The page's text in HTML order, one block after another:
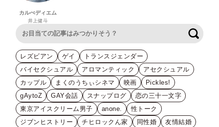
カルぺディエム
井上健斗
レズビアン ゲイ
トランスジェンダー
バイセクシュアル
アロマンティック
アセクシュアル
カップル
まくのうちぃシネマ 映画
Pickles!
gAytoZ
GAY会話 スナップログ
恋の三十一文字
東京アイスクリーム男子
anone.
性トーク
ジブンヒストリー
チヒロックん家 同性婚
友情結婚